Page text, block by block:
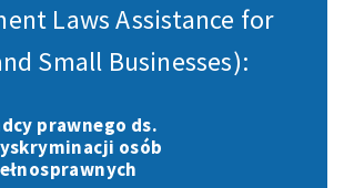
Laws Assistance for
Small Businesses):
prawnego ds.
osób